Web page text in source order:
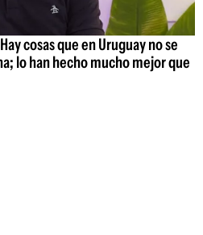
cosas que en Uruguay no se
lo han hecho mucho mejor que